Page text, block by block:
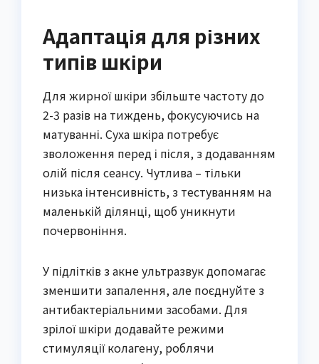
Адаптація для різних
типів шкіри
Для жирної шкіри збільште частоту до
2-3 разів на тиждень, фокусуючись на
матуванні. Суха шкіра потребує
зволоження перед і після, з додаванням
олій після сеансу. Чутлива – тільки
низька інтенсивність, з тестуванням на
маленькій ділянці, щоб уникнути
почервоніння.
У підлітків з акне ультразвук допомагає
зменшити запалення, але поєднуйте з
антибактеріальними засобами. Для
зрілої шкіри додавайте режими
стимуляції колагену, роблячи